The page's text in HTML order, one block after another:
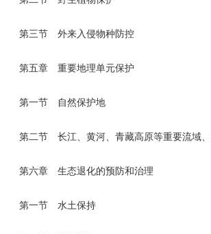
第三节 外来入侵物种防控
第五章 重要地理单元保护
第一节 自然保护地
第二节 长江、黄河、青藏高原等重要流域
第六章 生态退化的预防和治理
第一节 水土保持